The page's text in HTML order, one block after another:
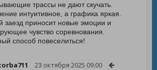
трассы не дают скучать.
интуитивное, а графика яркая.
заезд приносит новые эмоции и
чувство соревнования.
способ повеселиться!
23 октября 2025 09:00